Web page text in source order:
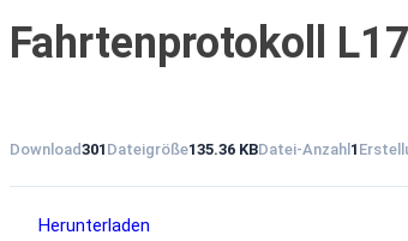
Fahrtenprotokoll L17
Download301 Dateigröße135.36 KBDatei-Anzahl 1
Herunterladen